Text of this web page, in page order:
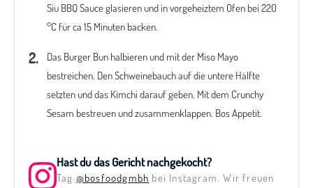
Siu BBQ Sauce glasieren und in vorgeheiztem Ofen bei 220
°C für ca 15 Minuten backen.
Das Burger Bun halbieren und mit der Miso Mayo
bestreichen. Den Schweinebauch auf die untere Hälfte
setzten und das Kimchi darauf geben. Mit dem Crunchy
Sesam bestreuen und zusammenklappen. Bos Appetit.
Hast du das Gericht nachgekocht?
Tag @bosfoodgmbh bei Instagram. Wir freuen